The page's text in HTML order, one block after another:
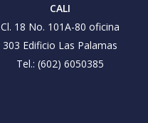
CALI
Cl. 18 No. 101A-80 oficina
303 Edificio Las Palamas
Tel.: (602) 6050385